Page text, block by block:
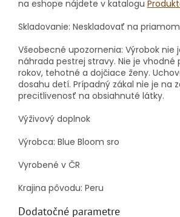
na eshope nájdete v katalogu
Skladovanie: Neskladovať na
Všeobecné upozornenia: Výrobok nie
náhrada pestrej stravy. Nie je vhodné
rokov, tehotné a dojčiace ženy.
dosahu detí. Prípadný zákal nie je na
precitlivenosť na obsiahnuté látky.
Výživový doplnok
Výrobca: Blue Bloom sro
Vyrobené v ČR
Krajina pôvodu: Peru
Dodatočné parametre